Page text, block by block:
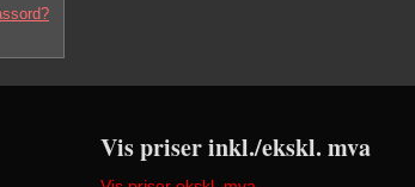
Vis priser inkl./ekskl. mva